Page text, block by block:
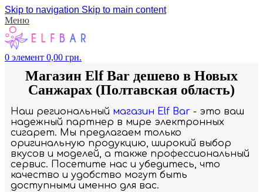
Skip to navigation Skip to main content
Меню
0 элемент 0,00 грн.
Магазин Elf Bar дешево в Новых
Санжарах (Полтавская область)
Наш региональный магазин Elf Bar - это ваш
надежный партнер в мире электронных
сигарет. Мы предлагаем только
оригинальную продукцию, широкий выбор
вкусов и моделей, а также профессиональный
сервис. Посетите нас и убедитесь, что
качество и удобство могут быть
доступными именно для вас.